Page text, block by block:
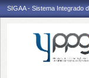
SIGAA - Sistema Integrado